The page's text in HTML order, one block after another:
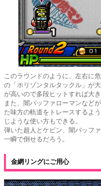
このラウンドのように、左右に
の「ホリゾンタルタックル」が
が高いので多段ヒットすれば大き
また、闇バッファローマンなど
た味方の軌道をトレースするよ
じような使い方もできる。
弾いた超人とケビン、闇バッフ
一瞬で倒せるだろう。
金網リングにご用心